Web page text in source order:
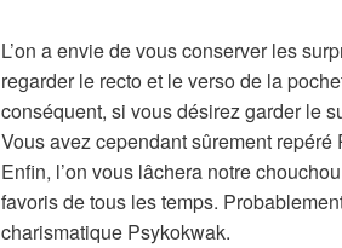
L’on a envie de vous conserver les
regarder le recto et le verso de la
conséquent, si vous désirez garder le
Vous avez cependant sûrement
Enfin, l’on vous lâchera notre
favoris de tous les temps.
charismatique Psykokwak.